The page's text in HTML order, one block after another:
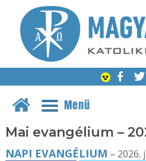
Menü
Mai evangélium –
NAPI EVANGÉLIUM – 2026.